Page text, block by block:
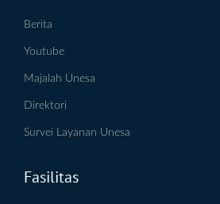
Berita
Youtube
Majalah Unesa
Direktori
Survei Layanan Unesa
Fasilitas